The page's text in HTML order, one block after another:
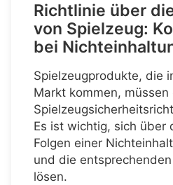
Richtlinie über
von Spielzeug:
bei
Spielzeugprodukte, die
Markt kommen, müssen
Es ist wichtig, sich über
Folgen einer
und die
lösen.